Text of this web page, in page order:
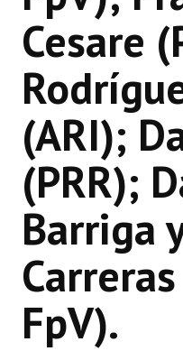
Banca del Vecino - Registro
Huéspedes de Honor -
Antiguos Pobladores -
Reconocimientos - Registro
Bariloche, Municipio
Entrega de distinciones
REFORMA DE LA CARTA
Cesare
(ARI);
(PRR);
Barriga
FpV).